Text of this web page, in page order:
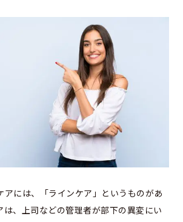
アには、「ラインケア」というものがあ
は、上司などの管理者が部下の異変にい